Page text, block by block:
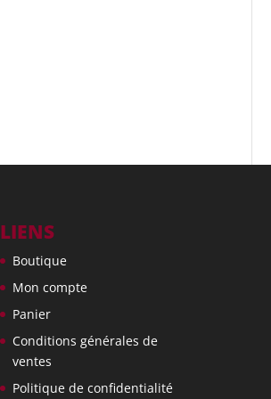
LIENS
Boutique
Mon compte
Panier
Conditions générales de
ventes
Politique de confidentialité